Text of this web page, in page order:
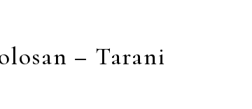
– Tarani